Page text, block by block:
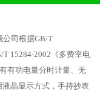
公司根据GB/T
T 15284-2002《多费率电
有功电量分时计量、无
晶显示方式，手持抄表